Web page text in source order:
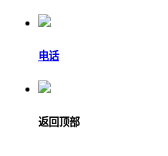
电话
返回顶部